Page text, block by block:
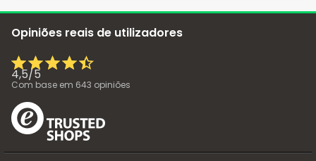
Opiniões reais de utilizadores
4,5/5
Com base em 643 opiniões